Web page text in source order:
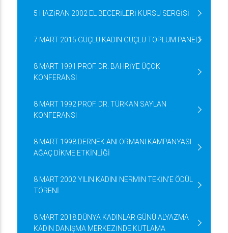
5 HAZİRAN 2002 EL BECERİLERİ KURSU SERGİSİ
7 MART 2015 GÜÇLÜ KADIN GÜÇLÜ TOPLUM PANELİ
8 MART 1991 PROF. DR. BAHRİYE ÜÇOK
KONFERANSI
8 MART 1992 PROF. DR. TÜRKAN SAYLAN
KONFERANSI
8 MART 1998 DERNEK ANI ORMANI KAMPANYASI
AĞAÇ DİKME ETKİNLİĞİ
8 MART 2002 YILIN KADINI NERMİN TEKİN’E ÖDÜL
TÖRENİ
8 MART 2018 DÜNYA KADINLAR GÜNÜ ALYAZMA
KADIN DANIŞMA MERKEZİNDE KUTLAMA